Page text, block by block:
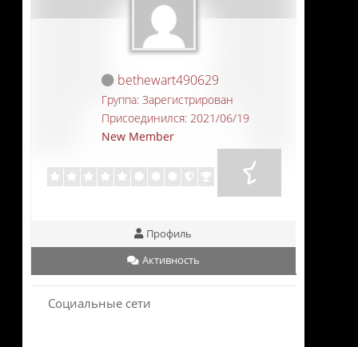
bethewart490629
Группа: Зарегистрирован
Присоединился: 2021/06/19
New Member
Профиль
Активность
Социальные сети